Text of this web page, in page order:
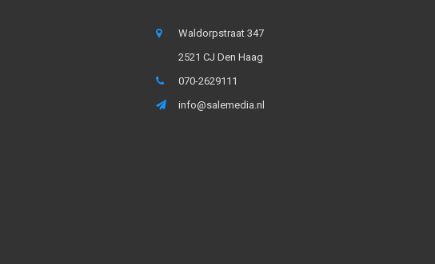
Waldorpstraat 347
2521 CJ Den Haag
070-2629111
info@salemedia.nl